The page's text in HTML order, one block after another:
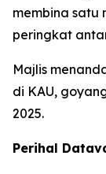
membina satu
peringkat
Majlis
di KAU,
2025.
Perihal